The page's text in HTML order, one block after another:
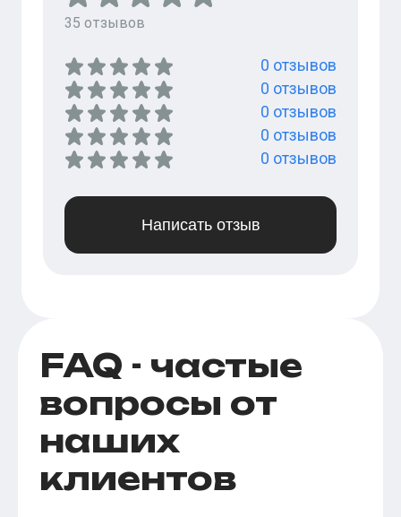
35 отзывов
0 отзывов
0 отзывов
0 отзывов
0 отзывов
0 отзывов
Написать отзыв
FAQ - частые
вопросы от
наших
клиентов